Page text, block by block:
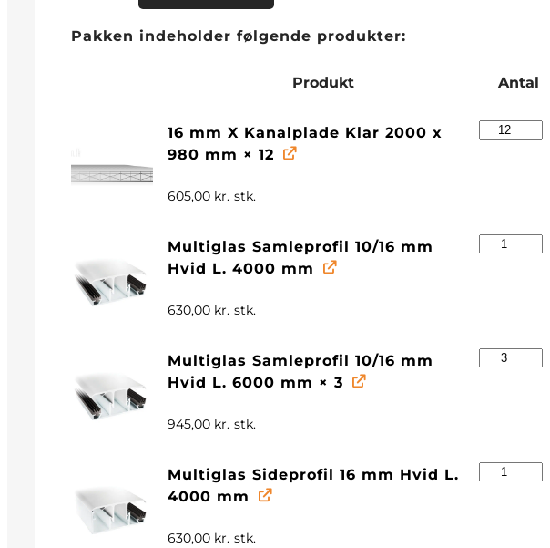
Pakken indeholder følgende produkter:
Produkt Antal
16 mm X Kanalplade Klar 2000 x
980 mm × 12
605,00 kr. stk.
Multiglas Samleprofil 10/16 mm
Hvid L. 4000 mm
630,00 kr. stk.
Multiglas Samleprofil 10/16 mm
Hvid L. 6000 mm × 3
945,00 kr. stk.
Multiglas Sideprofil 16 mm Hvid L.
4000 mm
630,00 kr. stk.